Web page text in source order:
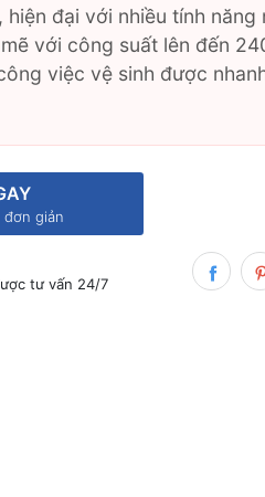
hiện đại với nhiều tính
với công suất lên đến
việc vệ sinh được
giản
tư vấn 24/7